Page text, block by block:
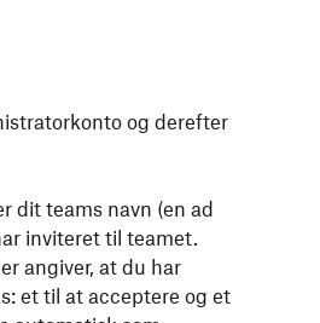
og derefter
dit teams navn (en ad
inviteret til teamet.
angiver, at du har
et til at acceptere og et